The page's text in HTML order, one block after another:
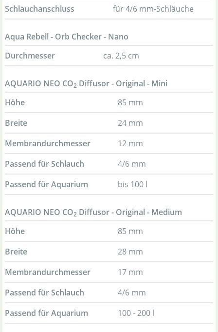
Schlauchanschluss
für 4/6 mm-Schläuche
Aqua Rebell - Orb Checker - Nano
Durchmesser
ca. 2,5 cm
AQUARIO NEO CO2 Diffusor - Original - Mini
Höhe
85 mm
Breite
24 mm
Membrandurchmesser
12 mm
Passend für Schlauch
4/6 mm
Passend für Aquarium
bis 100 l
AQUARIO NEO CO2 Diffusor - Original - Medium
Höhe
85 mm
Breite
28 mm
Membrandurchmesser
17 mm
Passend für Schlauch
4/6 mm
Passend für Aquarium
100 - 200 l